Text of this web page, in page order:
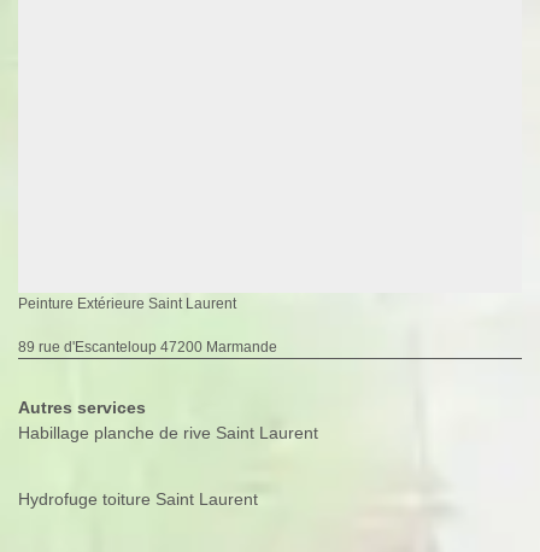
Peinture Extérieure Saint Laurent
89 rue d'Escanteloup 47200 Marmande
Autres services
Habillage planche de rive Saint Laurent
Hydrofuge toiture Saint Laurent